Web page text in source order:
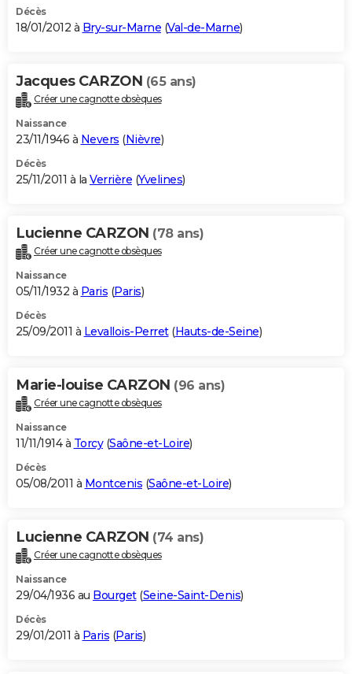
Décès
18/01/2012 à Bry-sur-Marne (Val-de-Marne)
Jacques CARZON (65 ans)
Créer une cagnotte obsèques
Naissance
23/11/1946 à Nevers (Nièvre)
Décès
25/11/2011 à la Verrière (Yvelines)
Lucienne CARZON (78 ans)
Créer une cagnotte obsèques
Naissance
05/11/1932 à Paris (Paris)
Décès
25/09/2011 à Levallois-Perret(Hauts-de-Seine)
Marie-louise CARZON (96 ans)
Créer une cagnotte obsèques
Naissance
11/11/1914 à Torcy(Saône-et-Loire)
Décès
05/08/2011 à Montcenis (Saône-et-Loire)
Lucienne CARZON (74 ans)
Créer une cagnotte obsèques
Naissance
29/04/1936 au Bourget(Seine-Saint-Denis)
Décès
29/01/2011 à Paris (Paris)